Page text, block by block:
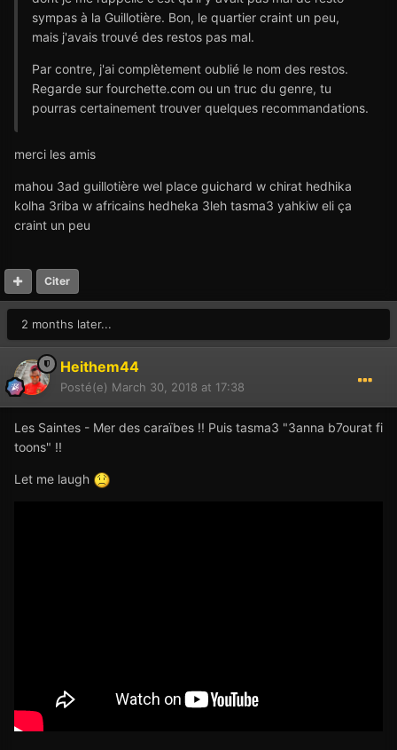
sympas à la Guillotière. Bon, le quartier craint un peu,
mais j'avais trouvé des restos pas mal.
Par contre, j'ai complètement oublié le nom des restos.
Regarde sur fourchette.com ou un truc du genre, tu
pourras certainement trouver quelques recommandations.
merci les amis
mahou 3ad guillotière wel place guichard w chirat hedhika
kolha 3riba w africains hedheka 3leh tasma3 yahkiw eli ça
craint un peu
Citer
2 months later...
Heithem44
Posté(e) March 30, 2018 at 17:38
Les Saintes - Mer des caraïbes !! Puis tasma3 "3anna b7ourat fi
toons" !!
Let me laugh